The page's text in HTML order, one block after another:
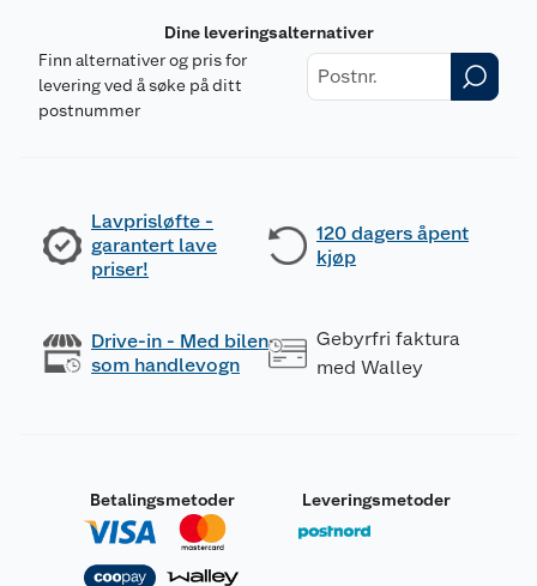
Dine leveringsalternativer
Finn alternativer og pris for
levering ved å søke på ditt
postnummer
Lavprisløfte -
garantert lave
priser!
120 dagers åpent
kjøp
Drive-in - Med bilen
som handlevogn
Gebyrfri faktura
med Walley
Betalingsmetoder Leveringsmetoder